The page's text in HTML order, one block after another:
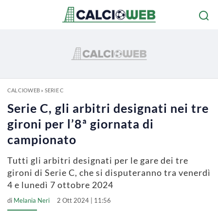
CALCIOWEB» SERIE C
Serie C, gli arbitri designati nei tre
gironi per l’8ª giornata di
campionato
Tutti gli arbitri designati per le gare dei tre
gironi di Serie C, che si disputeranno tra venerdì
4 e lunedì 7 ottobre 2024
di Melania Neri 2 Ott 2024 | 11:56